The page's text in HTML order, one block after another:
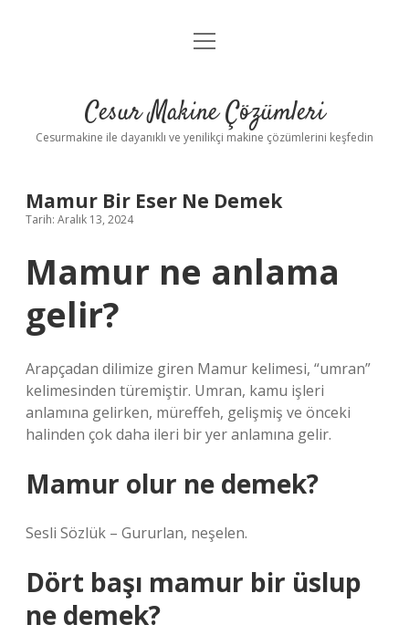
Anasayfa
Yasal Uyarı
menüyü
Cesur Makine Çözümleri
Cesurmakine ile dayanıklı ve yenilikçi makine çözümlerini keşfedin
Mamur Bir Eser Ne Demek
Tarih: Aralık 13, 2024
Mamur ne anlama
gelir?
Arapçadan dilimize giren Mamur kelimesi, “umran”
kelimesinden türemiştir. Umran, kamu işleri
anlamına gelirken, müreffeh, gelişmiş ve önceki
halinden çok daha ileri bir yer anlamına gelir.
Mamur olur ne demek?
Sesli Sözlük – Gururlan, neşelen.
Dört başı mamur bir üslup
ne demek?